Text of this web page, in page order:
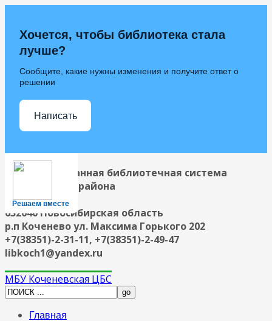
Решаем вместе
Хочется, чтобы библиотека стала
лучше?
Сообщите, какие нужны изменения и получите ответ о
решении
Написать
Централизованная библиотечная система
Коченевского района
632640 Новосибирская область
р.п Коченево ул. Максима Горького 202
+7(38351)-2-31-11, +7(38351)-2-49-47
libkoch1@yandex.ru
МБУ Коченевская ЦБС
Главная